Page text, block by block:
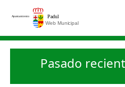
Saltar al contenido principal
Pasado